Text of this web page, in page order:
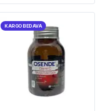
KARGO BEDAVA